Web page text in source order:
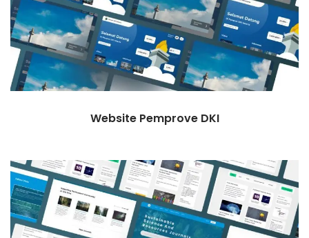
Website Pemprove DKI